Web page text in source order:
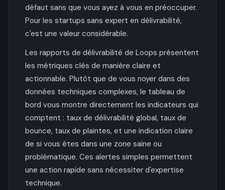
défaut sans que vous ayez à vous en préoccuper.
Pour les startups sans expert en délivrabilité,
c'est une valeur considérable.
Les rapports de délivrabilité de Loops présentent
les métriques clés de manière claire et
actionnable. Plutôt que de vous noyer dans des
données techniques complexes, le tableau de
bord vous montre directement les indicateurs qui
comptent : taux de délivrabilité global, taux de
bounce, taux de plaintes, et une indication claire
de si vous êtes dans une zone saine ou
problématique. Ces alertes simples permettent
une action rapide sans nécessiter d'expertise
technique.